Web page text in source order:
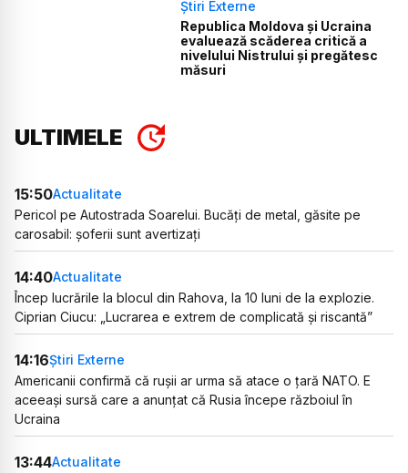
Știri Externe
Republica Moldova și Ucraina
evaluează scăderea critică a
nivelului Nistrului și pregătesc
măsuri
ULTIMELE
15:50Actualitate
Pericol pe Autostrada Soarelui. Bucăți de metal, găsite pe
carosabil: șoferii sunt avertizați
14:40Actualitate
Încep lucrările la blocul din Rahova, la 10 luni de la explozie.
Ciprian Ciucu: „Lucrarea e extrem de complicată și riscantă”
14:16Știri Externe
Americanii confirmă că rușii ar urma să atace o țară NATO. E
aceeași sursă care a anunțat că Rusia începe războiul în
Ucraina
13:44Actualitate